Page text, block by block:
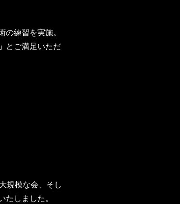
練習を実施。
とご満足いただ
規模な会、そし
しました。